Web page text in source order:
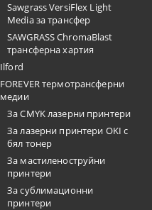
Sawgrass VersiFlex Light
Media за трансфер
SAWGRASS ChromaBlast
трансферна хартия
Ilford
FOREVER термотрансферни
медии
За CMYK лазерни принтери
За лазерни принтери OKI с
бял тонер
За мастиленоструйни
принтери
За сублимационни
принтери